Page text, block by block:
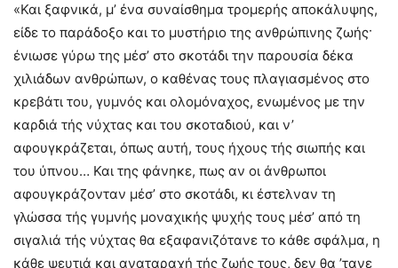
«Και ξαφνικά, μ’ ένα συναίσθημα τρομερής αποκάλυψης,
είδε το παράδοξο και το μυστήριο της ανθρώπινης ζωής·
ένιωσε γύρω της μέσ’ στο σκοτάδι την παρουσία δέκα
χιλιάδων ανθρώπων, ο καθένας τους πλαγιασμένος στο
κρεβάτι του, γυμνός και ολομόναχος, ενωμένος με την
καρδιά τής νύχτας και του σκοταδιού, και ν’
αφουγκράζεται, όπως αυτή, τους ήχους τής σιωπής και
του ύπνου… Και της φάνηκε, πως αν οι άνθρωποι
αφουγκράζονταν μέσ’ στο σκοτάδι, κι έστελναν τη
γλώσσα τής γυμνής μοναχικής ψυχής τους μέσ’ από τη
σιγαλιά τής νύχτας θα εξαφανιζότανε το κάθε σφάλμα, η
κάθε ψευτιά και αναταραχή τής ζωής τους, δεν θα ’τανε